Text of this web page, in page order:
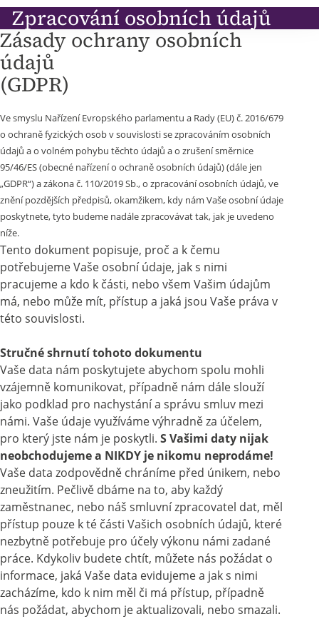
Zpracování osobních údajů
Zásady ochrany osobních
údajů
(GDPR)
Ve smyslu Nařízení Evropského parlamentu a Rady (EU) č. 2016/679
o ochraně fyzických osob v souvislosti se zpracováním osobních
údajů a o volném pohybu těchto údajů a o zrušení směrnice
95/46/ES (obecné nařízení o ochraně osobních údajů) (dále jen
„GDPR“) a zákona č. 110/2019 Sb., o zpracování osobních údajů, ve
znění pozdějších předpisů, okamžikem, kdy nám Vaše osobní údaje
poskytnete, tyto budeme nadále zpracovávat tak, jak je uvedeno
níže.
Tento dokument popisuje, proč a k čemu
potřebujeme Vaše osobní údaje, jak s nimi
pracujeme a kdo k části, nebo všem Vašim údajům
má, nebo může mít, přístup a jaká jsou Vaše práva v
této souvislosti.
Stručné shrnutí tohoto dokumentu
Vaše data nám poskytujete abychom spolu mohli
vzájemně komunikovat, případně nám dále slouží
jako podklad pro nachystání a správu smluv mezi
námi. Vaše údaje využíváme výhradně za účelem,
pro který jste nám je poskytli. S Vašimi daty nijak
neobchodujeme a NIKDY je nikomu neprodáme!
Vaše data zodpovědně chráníme před únikem, nebo
zneužitím. Pečlivě dbáme na to, aby každý
zaměstnanec, nebo náš smluvní zpracovatel dat, měl
přístup pouze k té části Vašich osobních údajů, které
nezbytně potřebuje pro účely výkonu námi zadané
práce. Kdykoliv budete chtít, můžete nás požádat o
informace, jaká Vaše data evidujeme a jak s nimi
zacházíme, kdo k nim měl či má přístup, případně
nás požádat, abychom je aktualizovali, nebo smazali.